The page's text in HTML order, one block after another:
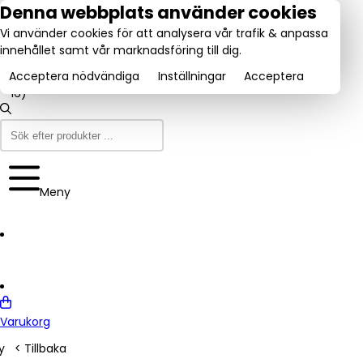
tel:
160840
(9-12
& 13-
16)
Trustpilot
Utmärkt:
4.6/5
Meny
Varukorg
< Tillbaka
Denna webbplats använder cookies
Vi använder cookies för att analysera vår trafik & anpassa
innehållet samt vår marknadsföring till dig.
Acceptera nödvändiga
Inställningar Acceptera